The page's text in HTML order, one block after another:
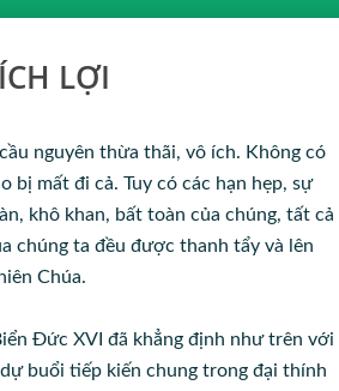
LỢI
nguyên thừa thãi, vô ích. Không có
bị mất đi cả. Tuy có các hạn hẹp, sự
khô khan, bất toàn của chúng, tất cả
chúng ta đều được thanh tẩy và lên
Chúa.
Đức XVI đã khẳng định như trên với
buổi tiếp kiến chung trong đại thính